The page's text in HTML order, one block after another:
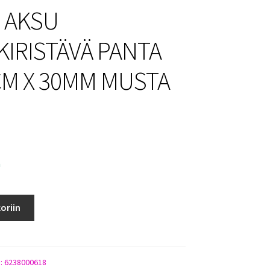
PANTA
X 30MM MUSTA
6238000618